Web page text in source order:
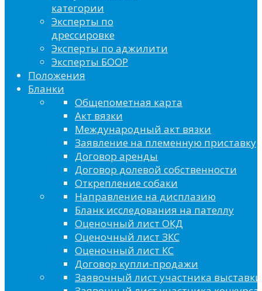
категории
Эксперты по
дрессировке
Эксперты по аджилити
Эксперты БООР
Положения
Бланки
Общепометная карта
Акт вязки
Международный акт вязки
Заявление на племенную приставку
Договор аренды
Договор долевой собственности
Открепление собаки
Направление на дисплазию
Бланк исследования на пателлу
Оценочный лист ОКД
Оценочный лист ЗКС
Оценочный лист КС
Договор купли-продажи
Заявочный лист участника выставки